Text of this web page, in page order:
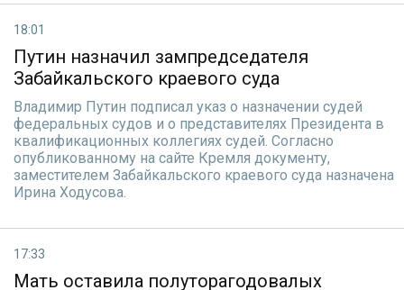
18:01
Путин назначил зампредседателя
Забайкальского краевого суда
Владимир Путин подписал указ о назначении судей
федеральных судов и о представителях Президента в
квалификационных коллегиях судей. Согласно
опубликованному на сайте Кремля документу,
заместителем Забайкальского краевого суда назначена
Ирина Ходусова.
17:33
Мать оставила полуторагодовалых